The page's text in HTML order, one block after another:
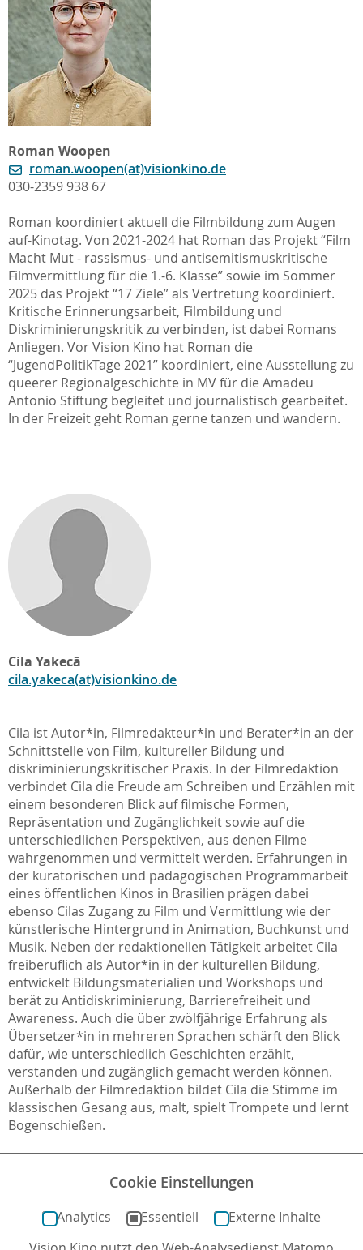
Roman Woopen
roman.woopen(at)visionkino.de
030-2359 938 67
Roman koordiniert aktuell die Filmbildung zum Augen
auf-Kinotag. Von 2021-2024 hat Roman das Projekt “Film
Macht Mut - rassismus- und antisemitismuskritische
Filmvermittlung für die 1.-6. Klasse” sowie im Sommer
2025 das Projekt “17 Ziele” als Vertretung koordiniert.
Kritische Erinnerungsarbeit, Filmbildung und
Diskriminierungskritik zu verbinden, ist dabei Romans
Anliegen. Vor Vision Kino hat Roman die
“JugendPolitikTage 2021” koordiniert, eine Ausstellung zu
queerer Regionalgeschichte in MV für die Amadeu
Antonio Stiftung begleitet und journalistisch gearbeitet.
In der Freizeit geht Roman gerne tanzen und wandern.
Cila Yakecã
cila.yakeca(at)visionkino.de
Cila ist Autor*in, Filmredakteur*in und Berater*in an der
Schnittstelle von Film, kultureller Bildung und
diskriminierungskritischer Praxis. In der Filmredaktion
verbindet Cila die Freude am Schreiben und Erzählen mit
einem besonderen Blick auf filmische Formen,
Repräsentation und Zugänglichkeit sowie auf die
unterschiedlichen Perspektiven, aus denen Filme
wahrgenommen und vermittelt werden. Erfahrungen in
der kuratorischen und pädagogischen Programmarbeit
eines öffentlichen Kinos in Brasilien prägen dabei
ebenso Cilas Zugang zu Film und Vermittlung wie der
künstlerische Hintergrund in Animation, Buchkunst und
Musik. Neben der redaktionellen Tätigkeit arbeitet Cila
freiberuflich als Autor*in in der kulturellen Bildung,
entwickelt Bildungsmaterialien und Workshops und
berät zu Antidiskriminierung, Barrierefreiheit und
Awareness. Auch die über zwölfjährige Erfahrung als
Übersetzer*in in mehreren Sprachen schärft den Blick
dafür, wie unterschiedlich Geschichten erzählt,
verstanden und zugänglich gemacht werden können.
Außerhalb der Filmredaktion bildet Cila die Stimme im
klassischen Gesang aus, malt, spielt Trompete und lernt
Bogenschießen.
Verwandte Seiten
aktuelle Stellenausschreibungen
Cookie Einstellungen
Analytics Essentiell
Externe Inhalte